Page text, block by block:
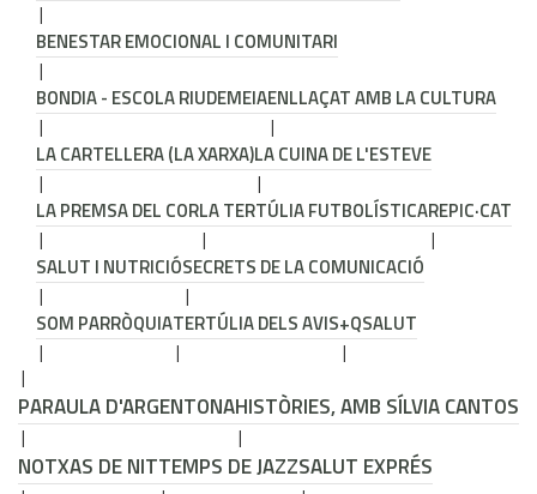
BENESTAR EMOCIONAL I COMUNITARI
BONDIA - ESCOLA RIUDEMEIAENLLAÇAT AMB LA CULTURA
LA CARTELLERA (LA XARXA)LA CUINA DE L'ESTEVE
LA PREMSA DEL CORLA TERTÚLIA FUTBOLÍSTICAREPIC·CAT
SALUT I NUTRICIÓSECRETS DE LA COMUNICACIÓ
SOM PARRÒQUIATERTÚLIA DELS AVIS+QSALUT
PARAULA D'ARGENTONAHISTÒRIES, AMB SÍLVIA CANTOS
NOTXAS DE NITTEMPS DE JAZZSALUT EXPRÉS